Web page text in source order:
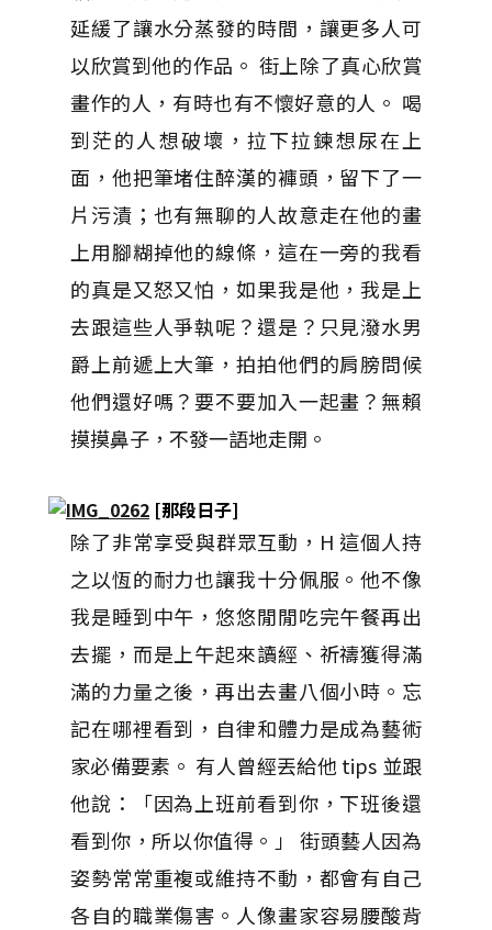
延緩了讓水分蒸發的時間，讓更多人可
以欣賞到他的作品。 街上除了真心欣賞
畫作的人，有時也有不懷好意的人。 喝
到茫的人想破壞，拉下拉鍊想尿在上
面，他把筆堵住醉漢的褲頭，留下了一
片污漬；也有無聊的人故意走在他的畫
上用腳糊掉他的線條，這在一旁的我看
的真是又怒又怕，如果我是他，我是上
去跟這些人爭執呢？還是？只見潑水男
爵上前遞上大筆，拍拍他們的肩膀問候
他們還好嗎？要不要加入一起畫？無賴
摸摸鼻子，不發一語地走開。
[那段日子]
除了非常享受與群眾互動，H 這個人持
之以恆的耐力也讓我十分佩服。他不像
我是睡到中午，悠悠閒閒吃完午餐再出
去擺，而是上午起來讀經、祈禱獲得滿
滿的力量之後，再出去畫八個小時。忘
記在哪裡看到，自律和體力是成為藝術
家必備要素。 有人曾經丟給他 tips 並跟
他說：「因為上班前看到你，下班後還
看到你，所以你值得。」 街頭藝人因為
姿勢常常重複或維持不動，都會有自己
各自的職業傷害。人像畫家容易腰酸背